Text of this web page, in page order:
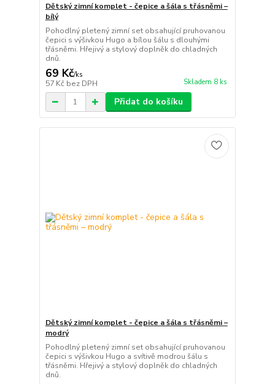
Dětský zimní komplet - čepice a šála s třásněmi –
bílý
Pohodlný pletený zimní set obsahující pruhovanou
čepici s výšivkou Hugo a bílou šálu s dlouhými
třásněmi. Hřejivý a stylový doplněk do chladných
dnů.
69 Kč/ks
57 Kč bez DPH Skladem 8 ks
Přidat do košíku
Dětský zimní komplet - čepice a šála s třásněmi –
modrý
Pohodlný pletený zimní set obsahující pruhovanou
čepici s výšivkou Hugo a svítivě modrou šálu s
třásněmi. Hřejivý a stylový doplněk do chladných
dnů.